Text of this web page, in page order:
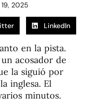
2025
LinkedIn
en la pista.
acosador de
la siguió por
inglesa. El
minutos.